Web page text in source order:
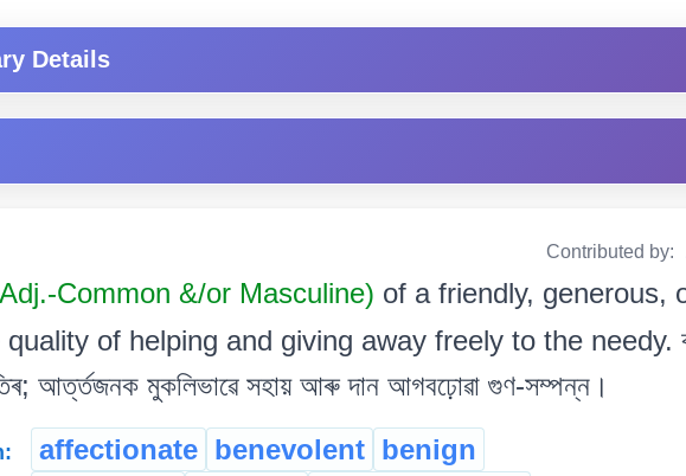
Details
Contributed by:
Common &/or Masculine) of a friendly, generous,
of helping and giving away freely to the needy.
আৰ্ত্তজনক মুকলিভাৱে সহায় আৰু দান আগবঢ়োৱা গুণ-সম্পন্ন।
affectionate benevolent benign